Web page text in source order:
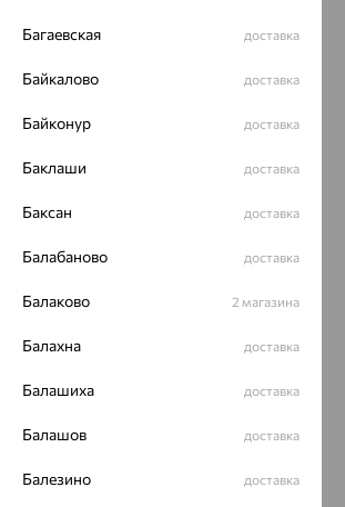
Багаевская доставка
Байкалово доставка
Байконур доставка
Баклаши доставка
Баксан доставка
Балабаново доставка
Балаково 2 магазина
Балахна доставка
Балашиха доставка
Балашов доставка
Балезино доставка